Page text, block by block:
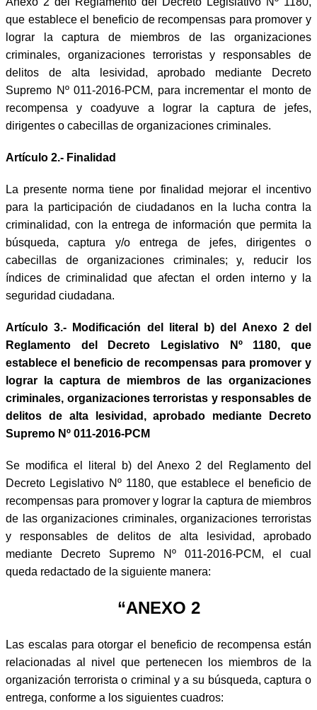
que establece el beneficio de recompensas para promover y
lograr la captura de miembros de las organizaciones
criminales, organizaciones terroristas y responsables de
delitos de alta lesividad, aprobado mediante Decreto
Supremo Nº 011-2016-PCM, para incrementar el monto de
recompensa y coadyuve a lograr la captura de jefes,
dirigentes o cabecillas de organizaciones criminales.
Artículo 2.- Finalidad
La presente norma tiene por finalidad mejorar el incentivo
para la participación de ciudadanos en la lucha contra la
criminalidad, con la entrega de información que permita la
búsqueda, captura y/o entrega de jefes, dirigentes o
cabecillas de organizaciones criminales; y, reducir los
índices de criminalidad que afectan el orden interno y la
seguridad ciudadana.
Artículo 3.- Modificación del literal b) del Anexo 2 del
Reglamento del Decreto Legislativo Nº 1180, que
establece el beneficio de recompensas para promover y
lograr la captura de miembros de las organizaciones
criminales, organizaciones terroristas y responsables de
delitos de alta lesividad, aprobado mediante Decreto
Supremo Nº 011-2016-PCM
Se modifica el literal b) del Anexo 2 del Reglamento del
Decreto Legislativo Nº 1180, que establece el beneficio de
recompensas para promover y lograr la captura de miembros
de las organizaciones criminales, organizaciones terroristas
y responsables de delitos de alta lesividad, aprobado
mediante Decreto Supremo Nº 011-2016-PCM, el cual
queda redactado de la siguiente manera:
“ANEXO 2
Las escalas para otorgar el beneficio de recompensa están
relacionadas al nivel que pertenecen los miembros de la
organización terrorista o criminal y a su búsqueda, captura o
entrega, conforme a los siguientes cuadros: